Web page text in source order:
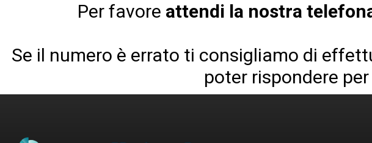
Per favore attendi la nostra
Se il numero è errato ti consigliamo di
poter rispondere